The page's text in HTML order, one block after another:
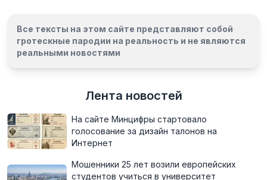
Все тексты на этом сайте представляют собой
гротескные пародии на реальность и не являются
реальными новостями
Лента новостей
На сайте Минцифры стартовало
голосование за дизайн талонов на
Интернет
Мошенники 25 лет возили европейских
студентов учиться в университет